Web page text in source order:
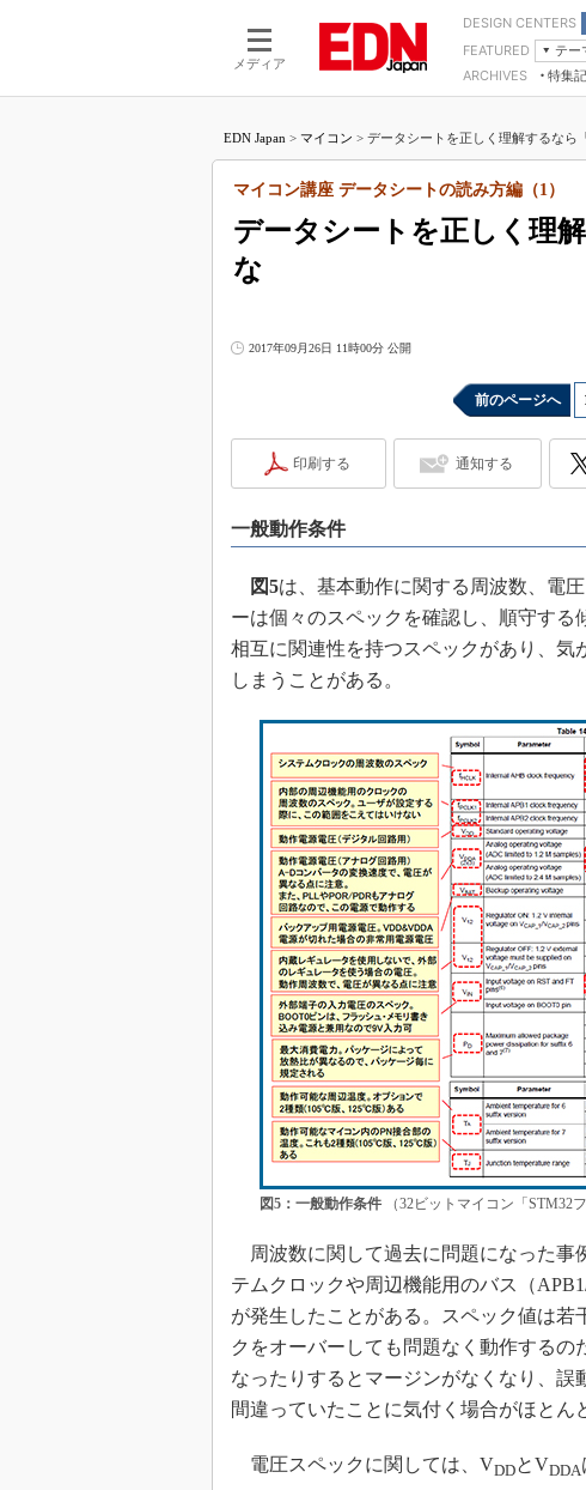
メディア
DESIGN CENTERS
モーターLSI
FEATURED
テー
つながるクルマ
エレクトロニクス入門
製品解剖（EE Times Japan）
ARCHIVES 特集
マイクロプロセッサ懐古録
中堅技術者に贈る電子部品“徹底”活
用講座
たった2つの式で始めるDC/DCコ
バーターの設計
Q&Aで学ぶマイコン講座
高速シリアル伝送技術講座
記録計／データロガーの基礎知識
座
Bluetooth mesh入門
「SPICEの仕組みとその活用設計」
USB Type-Cの登場で評価試験はど
う変わる？
IoT時代の無線規格を知る【
編】
IoT時代の無線規格を知る【Z-
編】
電子
EDN Japan > マイコン > データシートを正しく理解するなら
データシートを正しく理
な
マイコン講座 データシートの読み方編（1）
2017年09月26日 11時00分 公開
前のページへ
印刷する 通知する
一般動作条件
図5は、基本動作に関する周波数、電
ーは個々のスペックを確認し、順守す
相互に関連性を持つスペックがあり、気
しまうことがある。
図5：一般動作条件（32ビットマイコン「STM32
周波数に関して過去に問題になった事
テムクロックや周辺機能用のバス（
が発生したことがある。スペック値は
クをオーバーしても問題なく動作するの
なったりするとマージンがなくなり、
間違っていたことに気付く場合がほとん
電圧スペックに関しては、VDDとVDDA